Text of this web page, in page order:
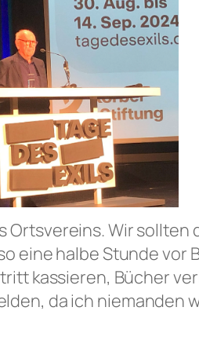
Ortsvereins. Wir sollten
eine halbe Stunde vor
kassieren, Bücher
da ich niemanden